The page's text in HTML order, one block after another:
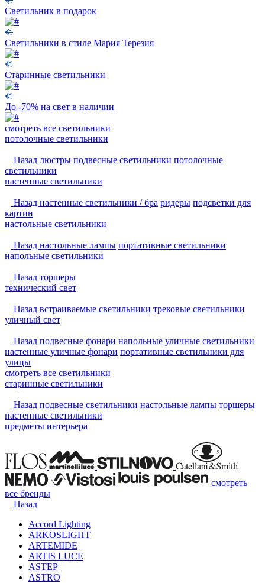
Светильник в подарок
Светильники в стиле Мария Терезия
Старинные светильники
До -70% на свет в наличии
смотреть все светильники
потолочные светильники
Назад люстры подвесные светильники потолочные
светильники
настенные светильники
Назад настенные светильники / бра ридеры подсветки для
картин
настольные светильники
Назад настольные лампы портативные светильники
напольные светильники
Назад торшеры
технический свет
Назад встраиваемые светильники трековые светильники
уличный свет
Назад подвесные фонари напольные уличные светильники
настенные уличные фонари портативные светильники для
улицы
смотреть все светильники
старинные светильники
Назад подвесные светильники настольные лампы торшеры
настенные светильники
предметы интерьера
смотреть
все бренды
Назад
Accord Lighting
ARKOSLIGHT
ARTEMIDE
ARTIS LUCE
ASTEP
ASTRO